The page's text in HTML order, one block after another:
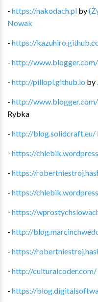
- https://nakodach.pl by
Nowak
- https://
- http://www.blogger.com/
- http://pillopl.github.io by
- http://www.blogger.com/
Rybka
- http://blog.solidcraft.eu/
- https://
- https://
- https://
- https://
- http://
- https://
- http://culturalcoder.com/
- https://